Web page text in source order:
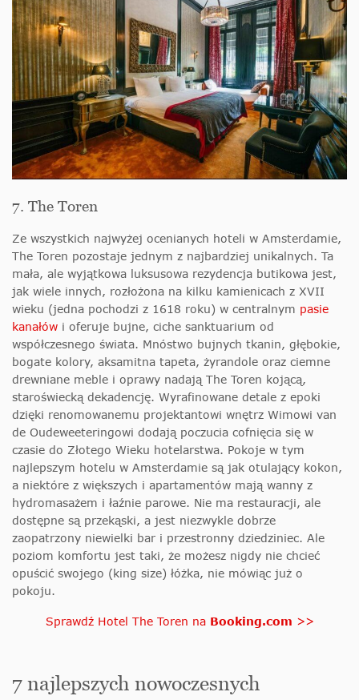
7. The Toren
Ze wszystkich najwyżej ocenianych hoteli w Amsterdamie,
The Toren pozostaje jednym z najbardziej unikalnych. Ta
mała, ale wyjątkowa luksusowa rezydencja butikowa jest,
jak wiele innych, rozłożona na kilku kamienicach z XVII
wieku (jedna pochodzi z 1618 roku) w centralnym pasie
kanałów i oferuje bujne, ciche sanktuarium od
współczesnego świata. Mnóstwo bujnych tkanin, głębokie,
bogate kolory, aksamitna tapeta, żyrandole oraz ciemne
drewniane meble i oprawy nadają The Toren kojącą,
staroświecką dekadencję. Wyrafinowane detale z epoki
dzięki renomowanemu projektantowi wnętrz Wimowi van
de Oudeweeteringowi dodają poczucia cofnięcia się w
czasie do Złotego Wieku hotelarstwa. Pokoje w tym
najlepszym hotelu w Amsterdamie są jak otulający kokon,
a niektóre z większych i apartamentów mają wanny z
hydromasażem i łaźnie parowe. Nie ma restauracji, ale
dostępne są przekąski, a jest niezwykle dobrze
zaopatrzony niewielki bar i przestronny dziedziniec. Ale
poziom komfortu jest taki, że możesz nigdy nie chcieć
opuścić swojego (king size) łóżka, nie mówiąc już o
pokoju.
Sprawdź Hotel The Toren na Booking.com >>
7 najlepszych nowoczesnych